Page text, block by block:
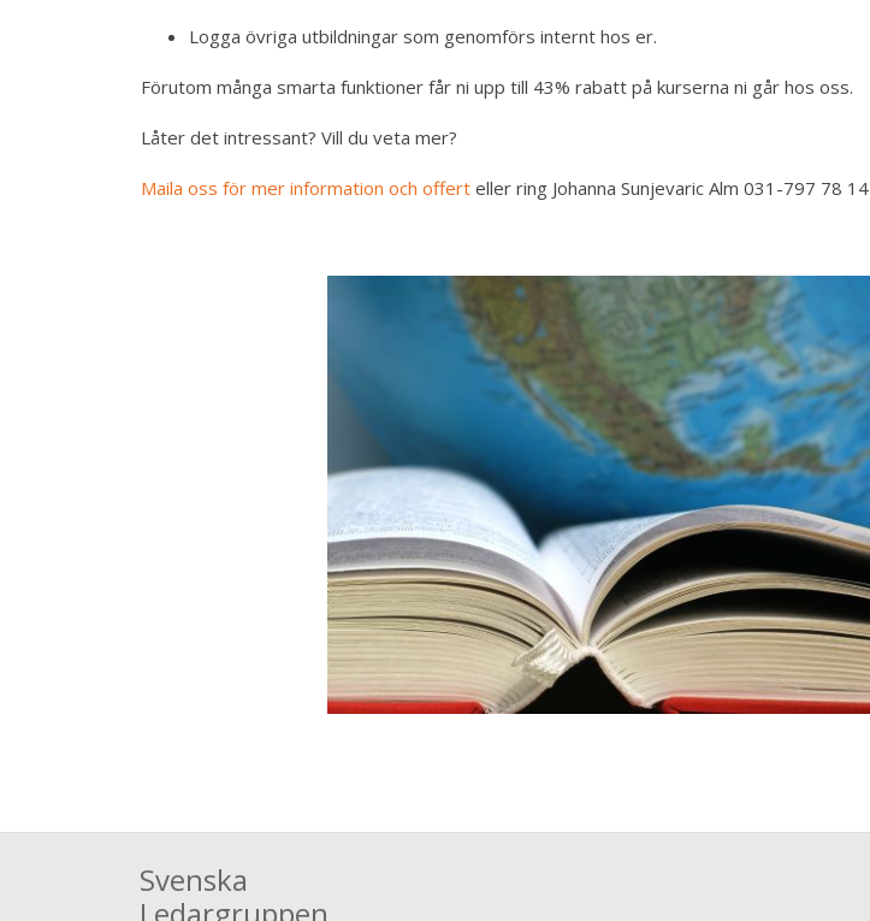
Logga övriga utbildningar som genomförs internt hos er.
Förutom många smarta funktioner får ni upp till 43% rabatt på kurserna ni går hos oss.
Låter det intressant? Vill du veta mer?
Maila oss för mer information och offert eller ring Johanna Sunjevaric Alm 031-797 78 14
Svenska